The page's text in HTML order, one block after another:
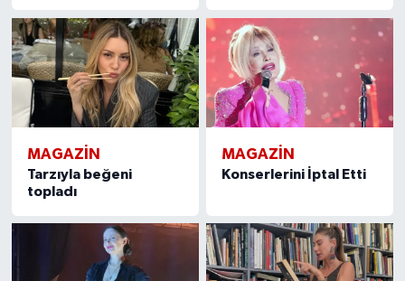
MAGAZIN
Tarzıyla beğeni
topladı
MAGAZIN
Konserlerini İptal Etti